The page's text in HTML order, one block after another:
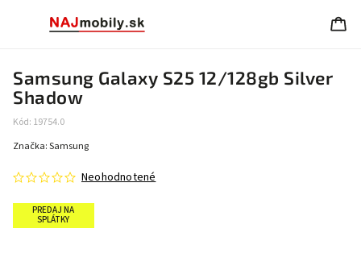
Samsung Galaxy S25 12/128gb Silver
Shadow
Kód: 19754.0
PREDAJ NA
SPLÁTKY
Neohodnotené
Značka:Samsung